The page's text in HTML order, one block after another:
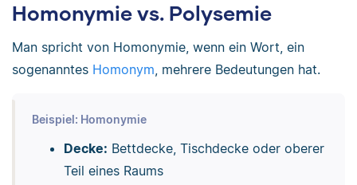
Homonymie vs. Polysemie
Man spricht von Homonymie, wenn ein Wort, ein
sogenanntes Homonym , mehrere Bedeutungen hat.
Beispiel: Homonymie
Decke: Bettdecke, Tischdecke oder oberer
Teil eines Raums